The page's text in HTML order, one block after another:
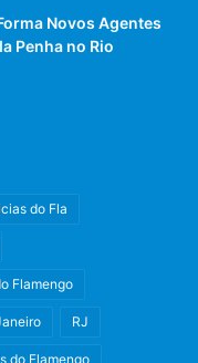
Novos Agentes
Penha no Rio
do Fla
Flamengo
RJ
do Flamengo